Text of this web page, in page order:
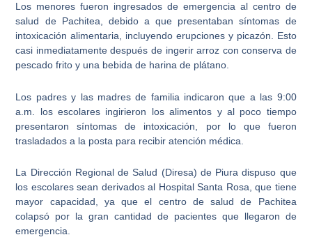
Los menores fueron ingresados de emergencia al centro de
salud de Pachitea, debido a que presentaban síntomas de
intoxicación alimentaria, incluyendo erupciones y picazón. Esto
casi inmediatamente después de ingerir arroz con conserva de
pescado frito y una bebida de harina de plátano.
Los padres y las madres de familia indicaron que a las 9:00
a.m. los escolares ingirieron los alimentos y al poco tiempo
presentaron síntomas de intoxicación, por lo que fueron
trasladados a la posta para recibir atención médica.
La Dirección Regional de Salud (Diresa) de Piura dispuso que
los escolares sean derivados al Hospital Santa Rosa, que tiene
mayor capacidad, ya que el centro de salud de Pachitea
colapsó por la gran cantidad de pacientes que llegaron de
emergencia.